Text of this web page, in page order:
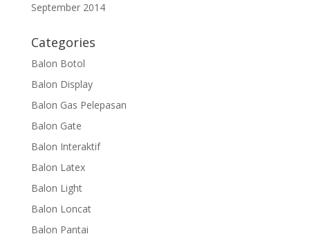
September 2014
Categories
Balon Botol
Balon Display
Balon Gas Pelepasan
Balon Gate
Balon Interaktif
Balon Latex
Balon Light
Balon Loncat
Balon Pantai